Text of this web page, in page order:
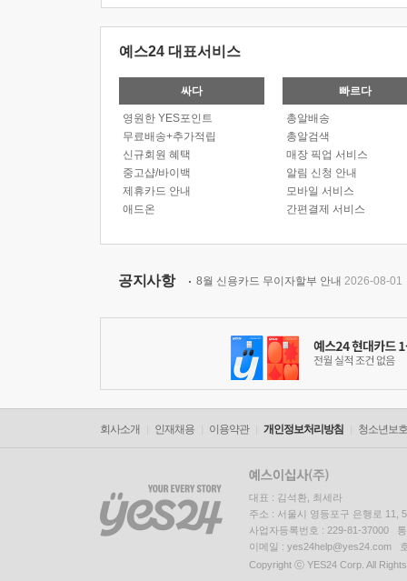
예스24 대표서비스
싸다
영원한 YES포인트
무료배송+추가적립
신규회원 혜택
중고샵/바이백
제휴카드 안내
애드온
빠르다
총알배송
총알검색
매장 픽업 서비스
알림 신청 안내
모바일 서비스
간편결제 서비스
공지사항 8월 신용카드 무이자할부 안내 2026-08-01
회사소개 인재채용 이용약관 개인정보처리방침 청소년보
대표 : 김석환, 최세라
주소 : 서울시 영등포구 은행로 11,
사업자등록번호 : 229-81-37000
이메일 : yes24help@yes24.com
Copyright ⓒ YES24 Corp. All